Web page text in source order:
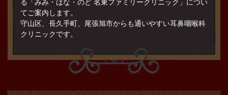
る「みみ・はな・のど 名東ファミリークリニック」につい
てご案内します。
守山区、長久手町、尾張旭市からも通いやすい耳鼻咽喉科
クリニックです。